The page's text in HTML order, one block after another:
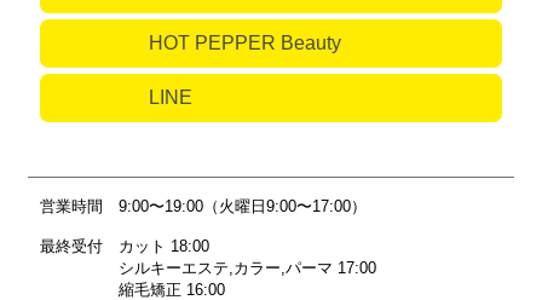
HOT PEPPER Beauty
LINE
営業時間 9:00〜19:00（火曜日9:00〜17:00）
最終受付
カット 18:00
シルキーエステ,カラー,パーマ 17:00
縮毛矯正 16:00